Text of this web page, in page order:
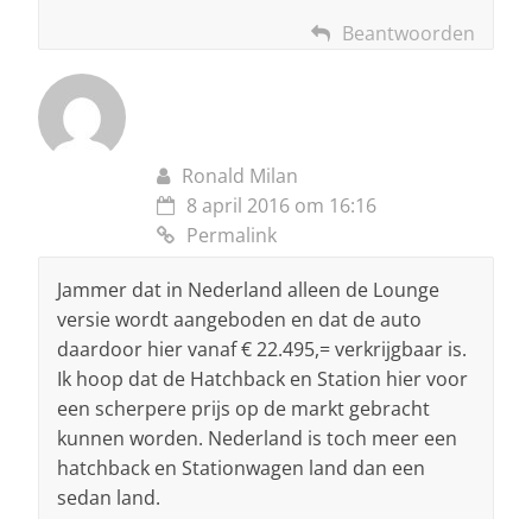
Beantwoorden
Ronald Milan
8 april 2016 om 16:16
Permalink
Jammer dat in Nederland alleen de Lounge
versie wordt aangeboden en dat de auto
daardoor hier vanaf € 22.495,= verkrijgbaar is.
Ik hoop dat de Hatchback en Station hier voor
een scherpere prijs op de markt gebracht
kunnen worden. Nederland is toch meer een
hatchback en Stationwagen land dan een
sedan land.